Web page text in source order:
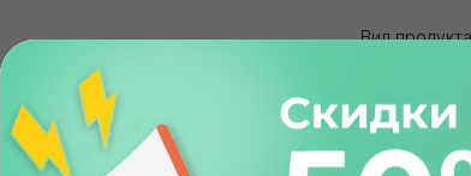
Вид
Объем: 500
Бренд:
Упаковка: